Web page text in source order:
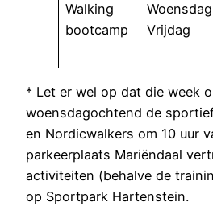
Walking
bootcamp
Woensdag
Vrijdag
* Let er wel op dat die week
woensdagochtend de
en Nordicwalkers om 10 uur
parkeerplaats Mariëndaal
activiteiten (behalve de
op Sportpark Hartenstein.